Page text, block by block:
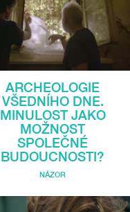
ARCHEOLOGIE
VŠEDNÍHO DNE.
MINULOST JAKO
MOŽNOST
SPOLEČNÉ
BUDOUCNOSTI?
NÁZOR